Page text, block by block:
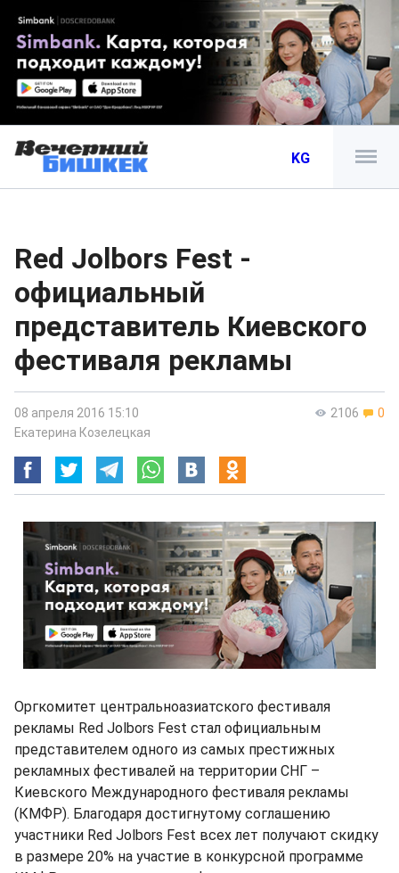
KG
Red Jolbors Fest -
официальный
представитель Киевского
фестиваля рекламы
2106 0
08 апреля 2016 15:10
Екатерина Козелецкая
Оргкомитет центральноазиатского фестиваля
рекламы Red Jolbors Fest стал официальным
представителем одного из самых престижных
рекламных фестивалей на территории СНГ –
Киевского Международного фестиваля рекламы
(КМФР). Благодаря достигнутому соглашению
участники Red Jolbors Fest всех лет получают скидку
в размере 20% на участие в конкурсной программе